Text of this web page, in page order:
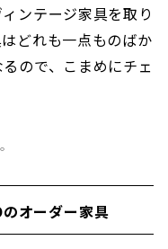
ンテージ家具を取り
どれも一点ものばか
ので、こまめにチェ
オーダー家具